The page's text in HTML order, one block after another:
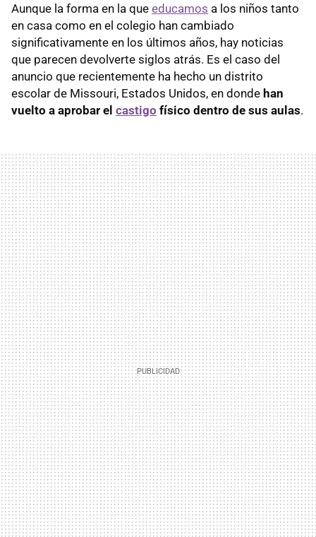
Aunque la forma en la que educamos a los niños tanto
en casa como en el colegio han cambiado
significativamente en los últimos años, hay noticias
que parecen devolverte siglos atrás. Es el caso del
anuncio que recientemente ha hecho un distrito
escolar de Missouri, Estados Unidos, en donde han
vuelto a aprobar el castigo físico dentro de sus aulas.